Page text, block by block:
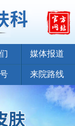
媒体报道
来院路线